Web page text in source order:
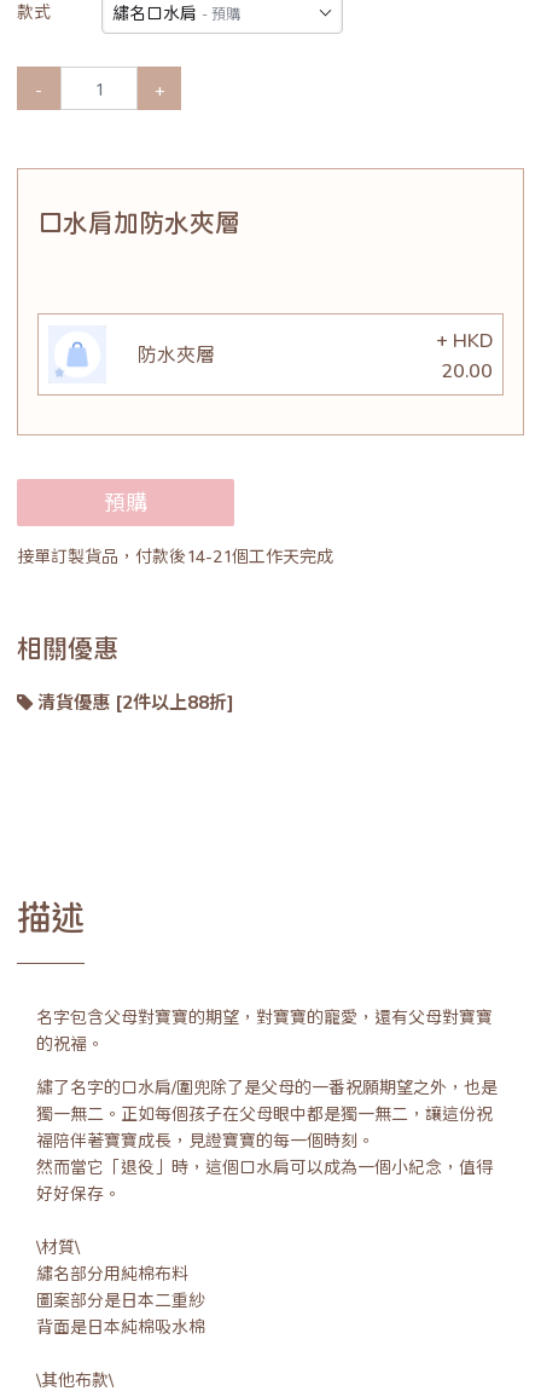
款式 繡名口水肩 - 預購
- +
口水肩加防水夾層
防水夾層
+ HKD
20.00
預購
接單訂製貨品，付款後14-21個工作天完成
相關優惠
清貨優惠 [2件以上88折]
描述
名字包含父母對寶寶的期望，對寶寶的寵愛，還有父母對寶寶
的祝福。
繡了名字的口水肩/圍兜除了是父母的一番祝願期望之外，也是
獨一無二。正如每個孩子在父母眼中都是獨一無二，讓這份祝
福陪伴著寶寶成長，見證寶寶的每一個時刻。
然而當它「退役」時，這個口水肩可以成為一個小紀念，值得
好好保存。
\材質\
繡名部分用純棉布料
圖案部分是日本二重紗
背面是日本純棉吸水棉
\其他布款\